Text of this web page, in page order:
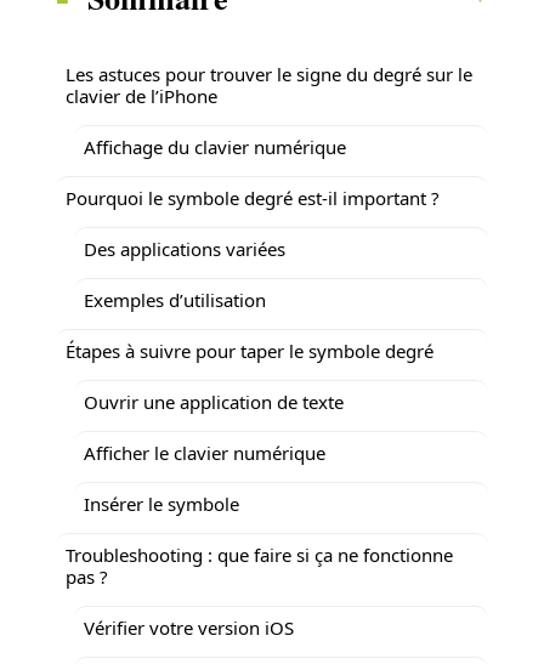
Les astuces pour trouver le signe du degré sur le
clavier de l’iPhone
Affichage du clavier numérique
Pourquoi le symbole degré est-il important ?
Des applications variées
Exemples d’utilisation
Étapes à suivre pour taper le symbole degré
Ouvrir une application de texte
Afficher le clavier numérique
Insérer le symbole
Troubleshooting : que faire si ça ne fonctionne
pas ?
Vérifier votre version iOS